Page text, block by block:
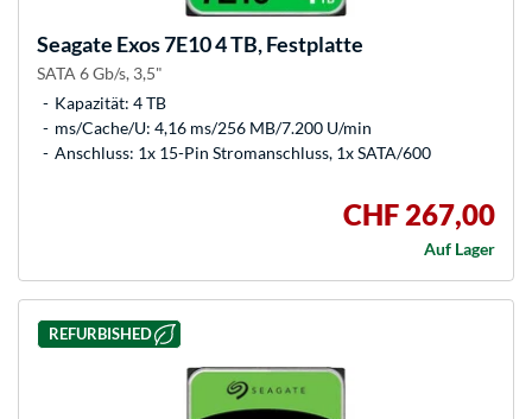
Seagate Exos 7E10 4 TB, Festplatte
SATA 6 Gb/s, 3,5"
Kapazität: 4 TB
ms/Cache/U: 4,16 ms/256 MB/7.200 U/min
Anschluss: 1x 15-Pin Stromanschluss, 1x SATA/600
CHF 267,00
Auf Lager
REFURBISHED